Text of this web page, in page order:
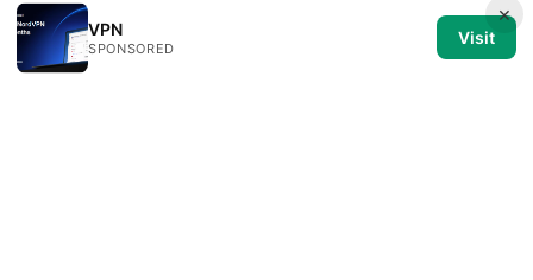
×
VPN
SPONSORED
Visit